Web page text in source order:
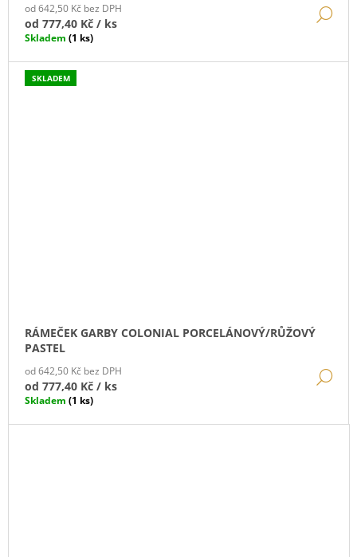
od 642,50 Kč bez DPH
od 777,40 Kč / ks
Skladem (1 ks)
SKLADEM
RÁMEČEK GARBY COLONIAL PORCELÁNOVÝ/RŮŽOVÝ
PASTEL
od 642,50 Kč bez DPH
od 777,40 Kč / ks
Skladem (1 ks)